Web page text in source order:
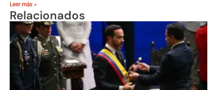
Leer más »
Relacionados